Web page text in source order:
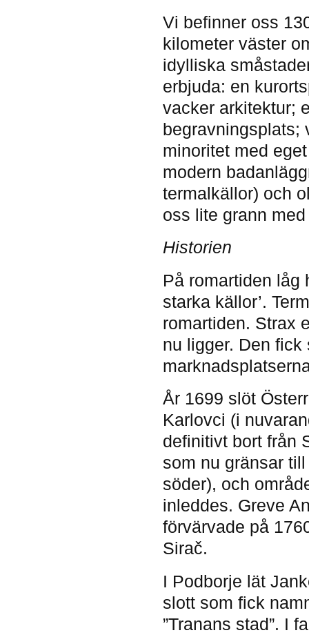
Vi befinner oss
kilometer väster
idylliska
erbjuda: en
vacker arkitektur;
begravningsplats;
minoritet med
modern
termalkällor) och
oss lite grann
Historien
På romartiden låg
starka källor’.
romartiden. Strax
nu ligger. Den
År 1699 slöt
Karlovci (i
definitivt bort från
som nu gränsar
söder), och
inleddes. Greve
förvärvade på
Sirač.
I Podborje lät
slott som fick
”Tranans stad”. I